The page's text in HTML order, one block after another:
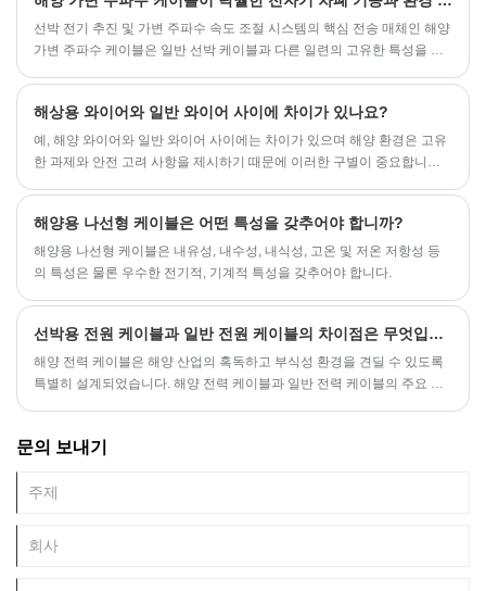
선박 전기 추진 및 가변 주파수 속도 조절 시스템의 핵심 전송 매체인 해양
가변 주파수 케이블은 일반 선박 케이블과 다른 일련의 고유한 특성을 가
해상용 와이어와 일반 와이어 사이에 차이가 있나요?
​예, 해양 와이어와 일반 와이어 사이에는 차이가 있으며 해양 환경은 고유
한 과제와 안전 고려 사항을 제시하기 때문에 이러한 구별이 중요합니다.
해양용 나선형 케이블은 어떤 특성을 갖추어야 합니까?
해양용 나선형 케이블은 내유성, 내수성, 내식성, 고온 및 저온 저항성 등
의 특성은 물론 우수한 전기적, 기계적 특성을 갖추어야 합니다.
선박용 전원 케이블과 일반 전원 케이블의 차이점은 무엇입니까?
해양 전력 케이블은 해양 산업의 혹독하고 부식성 환경을 견딜 수 있도록
특별히 설계되었습니다. 해양 전력 케이블과 일반 전력 케이블의 주요 차
문의 보내기